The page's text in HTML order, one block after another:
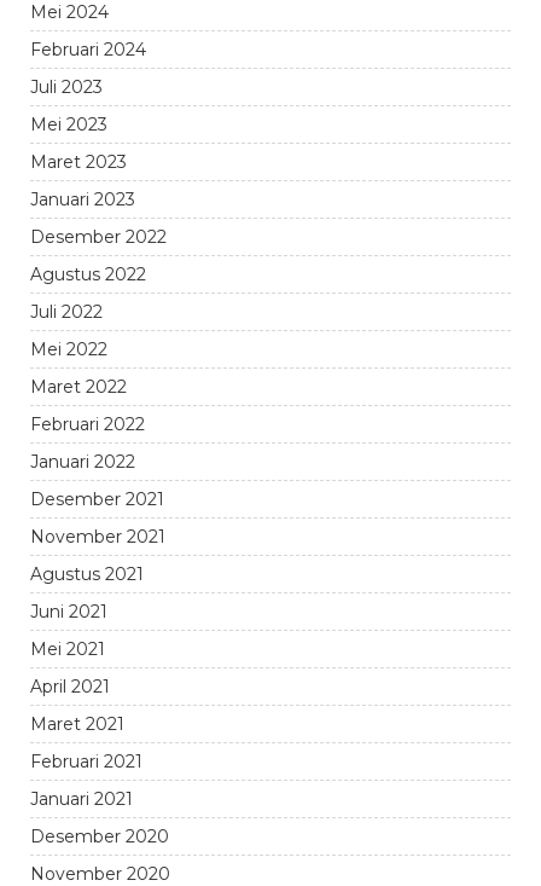
Mei 2024
Februari 2024
Juli 2023
Mei 2023
Maret 2023
Januari 2023
Desember 2022
Agustus 2022
Juli 2022
Mei 2022
Maret 2022
Februari 2022
Januari 2022
Desember 2021
November 2021
Agustus 2021
Juni 2021
Mei 2021
April 2021
Maret 2021
Februari 2021
Januari 2021
Desember 2020
November 2020